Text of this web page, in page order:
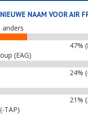
NAAM VOOR AIR
anders
47%
(EAG)
24%
21%
TAP)